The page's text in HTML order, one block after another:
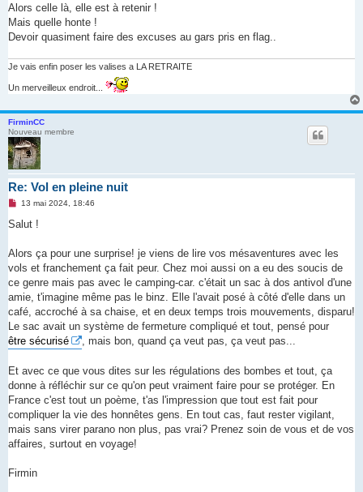
n
o
l
Alors celle là, elle est à retenir !
Mais quelle honte !
Devoir quasiment faire des excuses au gars pris en flag..
Je vais enfin poser les valises a LA RETRAITE
Un merveilleux endroit...
FirminCC
Nouveau membre
Re: Vol en pleine nuit
M
s
g
n
o
l
u
13 mai 2024, 18:46
Salut !
Alors ça pour une surprise! je viens de lire vos mésaventures avec les
vols et franchement ça fait peur. Chez moi aussi on a eu des soucis de
ce genre mais pas avec le camping-car. c'était un sac à dos antivol d'une
amie, t'imagine même pas le binz. Elle l'avait posé à côté d'elle dans un
café, accroché à sa chaise, et en deux temps trois mouvements, disparu!
Le sac avait un système de fermeture compliqué et tout, pensé pour
être sécurisé
, mais bon, quand ça veut pas, ça veut pas...
Et avec ce que vous dites sur les régulations des bombes et tout, ça
donne à réfléchir sur ce qu'on peut vraiment faire pour se protéger. En
France c'est tout un poème, t'as l'impression que tout est fait pour
compliquer la vie des honnêtes gens. En tout cas, faut rester vigilant,
mais sans virer parano non plus, pas vrai? Prenez soin de vous et de vos
affaires, surtout en voyage!
Firmin